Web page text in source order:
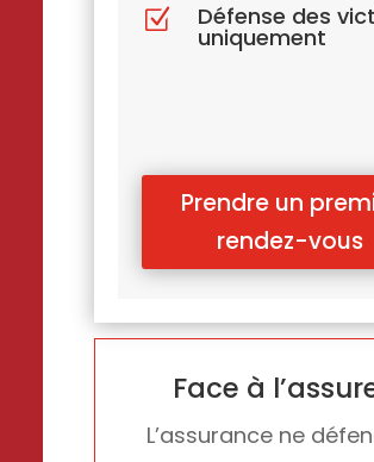
Z
Défense des
uniquement
Prendre un
rendez-vous
Face à
L’assurance ne